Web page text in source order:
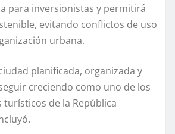
para inversionistas y permitirá
evitando conflictos de uso
urbana.
planificada, organizada y
creciendo como uno de los
de la República